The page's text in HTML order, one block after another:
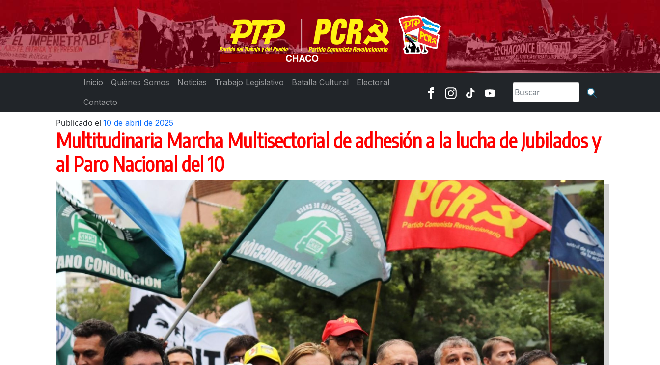
content
Inicio Quiénes Somos Noticias Trabajo Legislativo Batalla Cultural
Electoral
Contacto
Publicado el 10 de abril de 2025
Multitudinaria Marcha Multisectorial de adhesión a la lucha de Jubilados y
al Paro Nacional del 10